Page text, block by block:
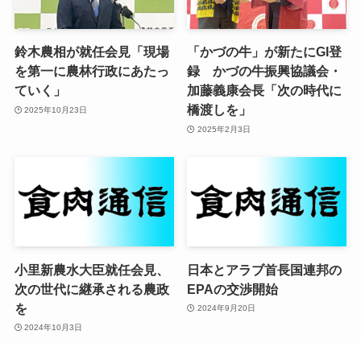
鈴木農相が就任会見「現場
を第一に農林行政にあたっ
ていく」
2025年10月23日
「かづの牛」が新たにGI登
録 かづの牛振興協議会・
加藤義康会長「次の時代に
橋渡しを」
2025年2月3日
小里新農水大臣就任会見、
次の世代に継承される農政
を
2024年10月3日
日本とアラブ首長国連邦の
EPAの交渉開始
2024年9月20日